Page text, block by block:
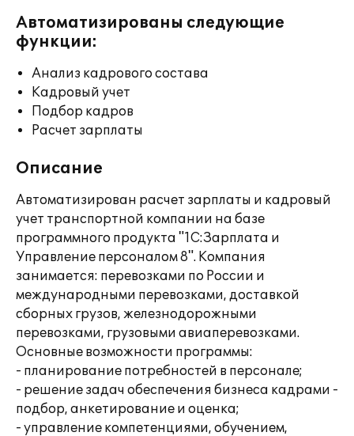
Автоматизированы следующие
функции:
Анализ кадрового состава
Кадровый учет
Подбор кадров
Расчет зарплаты
Описание
Автоматизирован расчет зарплаты и кадровый
учет транспортной компании на базе
программного продукта "1С:Зарплата и
Управление персоналом 8". Компания
занимается: перевозками по России и
международными перевозками, доставкой
сборных грузов, железнодорожными
перевозками, грузовыми авиаперевозками.
Основные возможности программы:
- планирование потребностей в персонале;
- решение задач обеспечения бизнеса кадрами -
подбор, анкетирование и оценка;
- управление компетенциями, обучением,